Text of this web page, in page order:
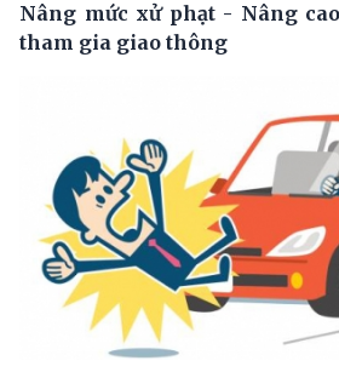
Nâng mức xử phạt - Nâng
tham gia giao thông